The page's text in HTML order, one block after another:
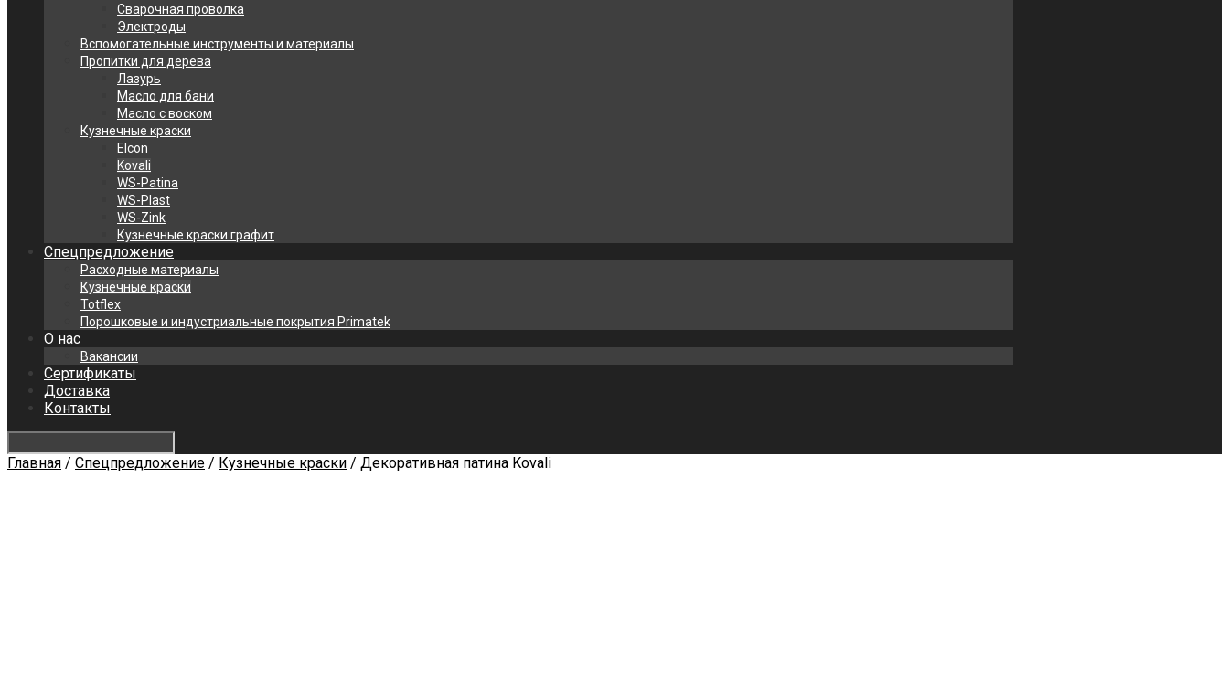
Сварочная проволка
Электроды
Вспомогательные инструменты и материалы
Пропитки для дерева
Лазурь
Масло для бани
Масло с воском
Кузнечные краски
Elcon
Kovali
WS-Patina
WS-Plast
WS-Zink
Кузнечные краски графит
Спецпредложение
Расходные материалы
Кузнечные краски
Totflex
Порошковые и индустриальные покрытия Primatek
О нас
Вакансии
Сертификаты
Доставка
Контакты
Главная / Спецпредложение / Кузнечные краски / Декоративная патина Kovali